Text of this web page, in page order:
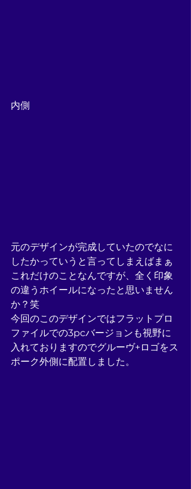
内側
元のデザインが完成していたのでなに
したかっていうと言ってしまえばまぁ
これだけのことなんですが、全く印象
の違うホイールになったと思いません
か？笑
今回のこのデザインではフラットプロ
ファイルでの3pcバージョンも視野に
入れておりますのでグルーヴ+ロゴをス
ポーク外側に配置しました。